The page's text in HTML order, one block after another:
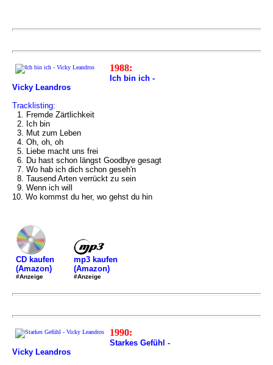
1988:
Ich bin ich -
Vicky Leandros
Tracklisting:
1. Fremde Zärtlichkeit
2. Ich bin
3. Mut zum Leben
4. Oh, oh, oh
5. Liebe macht uns frei
6. Du hast schon längst Goodbye gesagt
7. Wo hab ich dich schon geseh'n
8. Tausend Arten verrückt zu sein
9. Wenn ich will
10. Wo kommst du her, wo gehst du hin
CD kaufen
(Amazon)
#Anzeige
mp3 kaufen
(Amazon)
#Anzeige
1990:
Starkes Gefühl -
Vicky Leandros